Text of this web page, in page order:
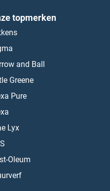
topmerken
and Ball
Greene
Pure
Lyx
Oleum